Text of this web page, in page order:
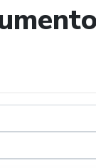
de búsqueda